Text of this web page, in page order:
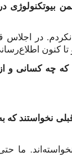
در اجلاس
کنون
که چه کسانی و
نخواستند که
ما